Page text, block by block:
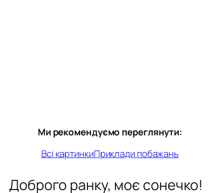
Ми рекомендуємо переглянути:
Всі картинкиПриклади побажань
Доброго ранку, моє сонечко!